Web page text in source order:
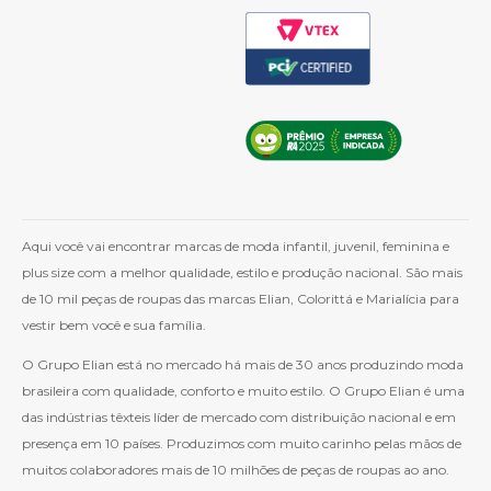
Aqui você vai encontrar marcas de moda infantil, juvenil, feminina e
plus size com a melhor qualidade, estilo e produção nacional. São mais
de 10 mil peças de roupas das marcas Elian, Colorittá e Marialícia para
vestir bem você e sua família.
O Grupo Elian está no mercado há mais de 30 anos produzindo moda
brasileira com qualidade, conforto e muito estilo. O Grupo Elian é uma
das indústrias têxteis líder de mercado com distribuição nacional e em
presença em 10 países. Produzimos com muito carinho pelas mãos de
muitos colaboradores mais de 10 milhões de peças de roupas ao ano.